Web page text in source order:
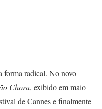
forma radical. No novo
Chora, exibido em maio
de Cannes e finalmente